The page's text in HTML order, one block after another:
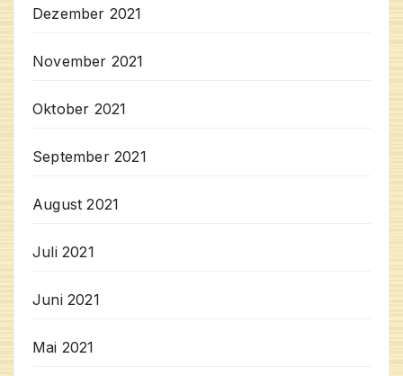
Dezember 2021
November 2021
Oktober 2021
September 2021
August 2021
Juli 2021
Juni 2021
Mai 2021